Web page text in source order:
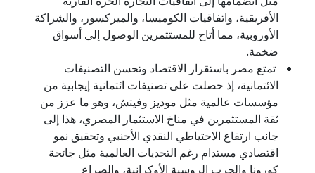
الأفريقية، واتفاقيات الكوميسا، والميركسور، والشراكة
الأوروبية، مما أتاح للمستثمرين الوصول إلى أسواق
ضخمة.
تمتع مصر باستقرار الاقتصاد وتحسن التصنيفات
الائتمانية، إذ حصلت على تصنيفات ائتمانية إيجابية من
مؤسسات عالمية مثل موديز وفيتش، وهو ما عزز من
ثقة المستثمرين في مناخ الاستثمار المصري، هذا إلى
جانب ارتفاع الاحتياطي النقدي الأجنبي وتحقيق نمو
اقتصادي مستدام رغم التحديات العالمية مثل جائحة
كورونا والحرب الروسية الأوكرانية، والصراع